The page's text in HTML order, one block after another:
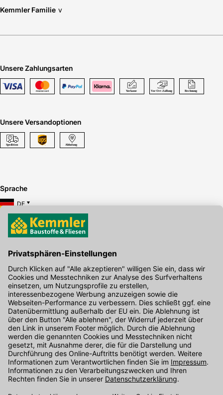
Kemmler Familie v
Unsere Zahlungsarten
Unsere Versandoptionen
Sprache
DE
Hier gibt's die kostenlose App
Kontakt
Unser Onlineshop Team ist montags bis freitags von 08:00 - 17:00
Uhr unter der Telefonnummer07071 / 151-151für Sie erreichbar.
Alternativ können Sie unser Kontaktformular nutzen.
Den Kontakt direkt in unsere Niederlassungen finden Sie